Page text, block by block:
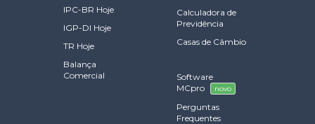
IPC-BR Hoje
IGP-DI Hoje
TR Hoje
Balança
Comercial
Calculadora de
Previdência
Casas de Câmbio
Software
MCpro
novo
Perguntas
Frequentes